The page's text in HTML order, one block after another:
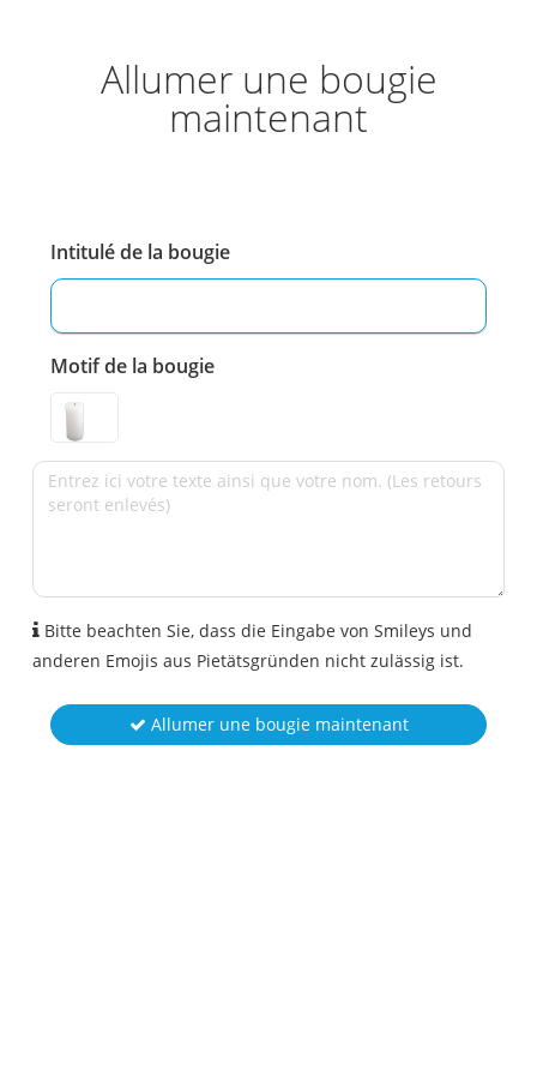
Allumer une bougie
maintenant
Intitulé de la bougie
Motif de la bougie
Bitte beachten Sie, dass die Eingabe von Smileys und
anderen Emojis aus Pietätsgründen nicht zulässig ist.
Allumer une bougie maintenant